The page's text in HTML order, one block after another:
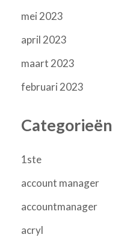
mei 2023
april 2023
maart 2023
februari 2023
Categorieën
1ste
account manager
accountmanager
acryl